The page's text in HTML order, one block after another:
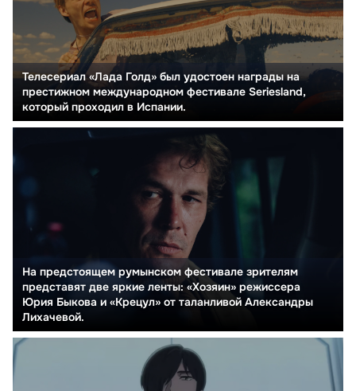
Телесериал «Лада Голд» был удостоен награды на
престижном международном фестивале Seriesland,
который проходил в Испании.
На предстоящем румынском фестивале зрителям
представят две яркие ленты: «Хозяин» режиссера
Юрия Быкова и «Крецул» от таланливой Александры
Лихачевой.